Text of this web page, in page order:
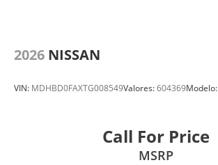
2026 NISSAN
VIN: MDHBD0FAXTG008549Valores:604369Modelo:
Call For Price
MSRP